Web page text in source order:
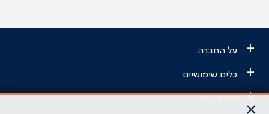
+ על החברה
+ כלים שימושיים
+
×